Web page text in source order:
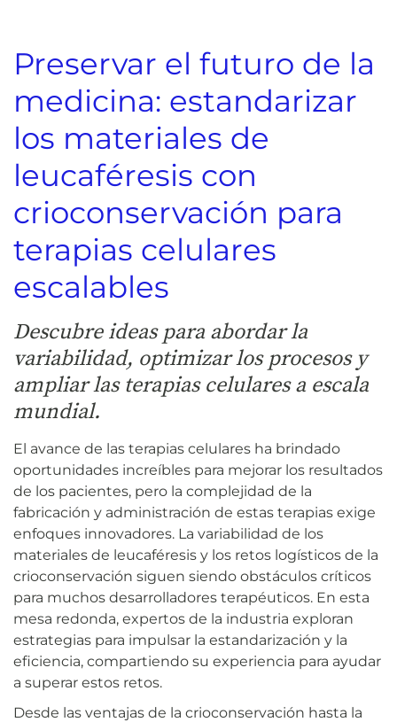
Preservar el futuro de la
medicina: estandarizar
los materiales de
leucaféresis con
crioconservación para
terapias celulares
escalables
Descubre ideas para abordar la
variabilidad, optimizar los procesos y
ampliar las terapias celulares a escala
mundial.
El avance de las terapias celulares ha brindado
oportunidades increíbles para mejorar los resultados
de los pacientes, pero la complejidad de la
fabricación y administración de estas terapias exige
enfoques innovadores. La variabilidad de los
materiales de leucaféresis y los retos logísticos de la
crioconservación siguen siendo obstáculos críticos
para muchos desarrolladores terapéuticos. En esta
mesa redonda, expertos de la industria exploran
estrategias para impulsar la estandarización y la
eficiencia, compartiendo su experiencia para ayudar
a superar estos retos.
Desde las ventajas de la crioconservación hasta la